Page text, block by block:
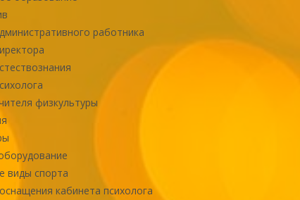
работника
физкультуры
виды спорта
кабинета психолога